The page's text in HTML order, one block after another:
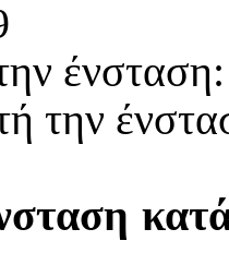
την